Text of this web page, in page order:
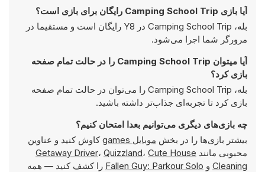
آیا بازی Camping School Trip رایگان برای بازی است؟
بله، Camping School Trip در Y8 رایگان است و مستقیما در
مرورگر شما اجرا می‌شود.
آیا میتوان Camping School Trip را در حالت تمام صفحه
بازی کرد؟
بله، Camping School Trip را می‌توان در حالت تمام صفحه
بازی کرد تا تجربه‌ای جذاب‌تر داشته باشید.
چه بازی‌های دیگری می‌توانیم بعدا امتحان کنیم؟
بیشتر بازی‌ها را در بخش موبایل games
کاوش کنید و عناوین
محبوبی مانند
Getaway Driver، Quizzland، Cute House
Cleaning و Fallen Guy: Parkour Solo را کشف کنید — همه